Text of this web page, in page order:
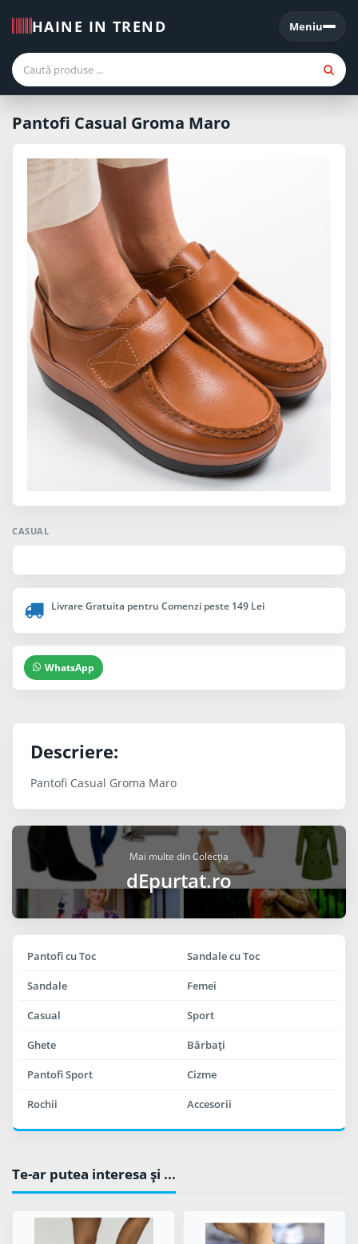
HAINE IN TREND Meniu
Meniu
Pantofi Casual Groma Maro
CASUAL
Livrare Gratuita pentru Comenzi peste 149 Lei
WhatsApp
Descriere:
Pantofi Casual Groma Maro
Mai multe din Colecția
dEpurtat.ro
Pantofi cu Toc Sandale cu Toc
Sandale Femei
Casual Sport
Ghete Bărbaţi
Pantofi Sport Cizme
Rochii Accesorii
Te-ar putea interesa şi ...